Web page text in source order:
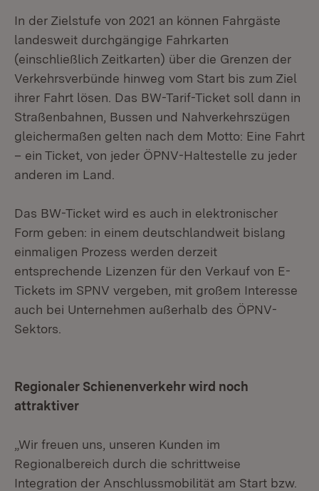
In der Zielstufe von 2021 an können Fahrgäste
landesweit durchgängige Fahrkarten
(einschließlich Zeitkarten) über die Grenzen der
Verkehrsverbünde hinweg vom Start bis zum Ziel
ihrer Fahrt lösen. Das BW-Tarif-Ticket soll dann in
Straßenbahnen, Bussen und Nahverkehrszügen
gleichermaßen gelten nach dem Motto: Eine Fahrt
– ein Ticket, von jeder ÖPNV-Haltestelle zu jeder
anderen im Land.
Das BW-Ticket wird es auch in elektronischer
Form geben: in einem deutschlandweit bislang
einmaligen Prozess werden derzeit
entsprechende Lizenzen für den Verkauf von E-
Tickets im SPNV vergeben, mit großem Interesse
auch bei Unternehmen außerhalb des ÖPNV-
Sektors.
Regionaler Schienenverkehr wird noch
attraktiver
„Wir freuen uns, unseren Kunden im
Regionalbereich durch die schrittweise
Integration der Anschlussmobilität am Start bzw.